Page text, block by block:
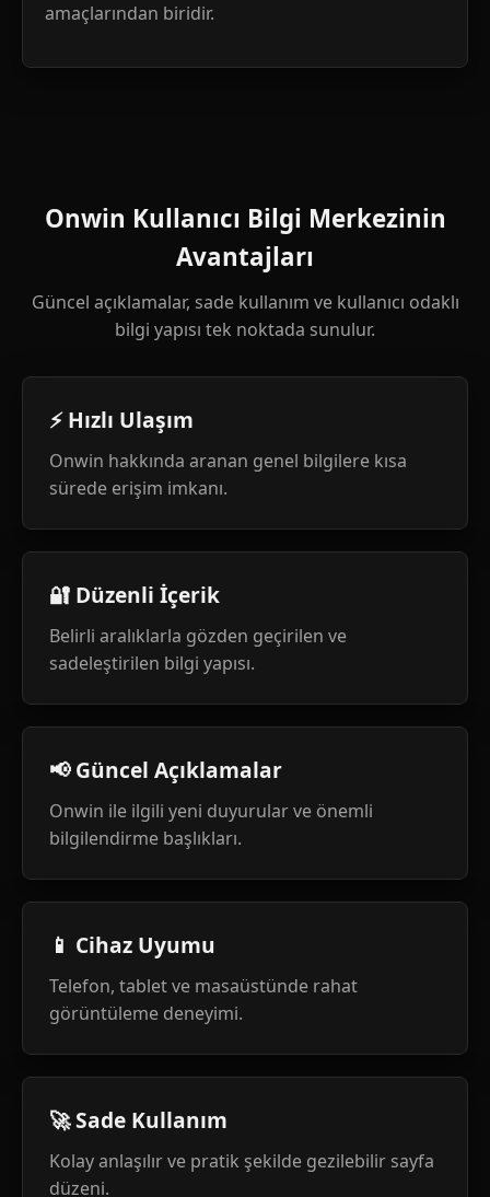
amaçlarından biridir.
Onwin Kullanıcı Bilgi Merkezinin
Avantajları
Güncel açıklamalar, sade kullanım ve kullanıcı odaklı
bilgi yapısı tek noktada sunulur.
⚡ Hızlı Ulaşım
Onwin hakkında aranan genel bilgilere kısa
sürede erişim imkanı.
🔐 Düzenli İçerik
Belirli aralıklarla gözden geçirilen ve
sadeleştirilen bilgi yapısı.
📢 Güncel Açıklamalar
Onwin ile ilgili yeni duyurular ve önemli
bilgilendirme başlıkları.
📱 Cihaz Uyumu
Telefon, tablet ve masaüstünde rahat
görüntüleme deneyimi.
🚀 Sade Kullanım
Kolay anlaşılır ve pratik şekilde gezilebilir sayfa
düzeni.